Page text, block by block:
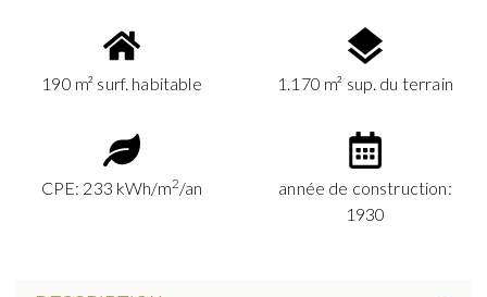
190 m² surf. habitable 1.170 m² sup. du terrain
CPE: 233 kWh/m2/an
année de construction:
1930